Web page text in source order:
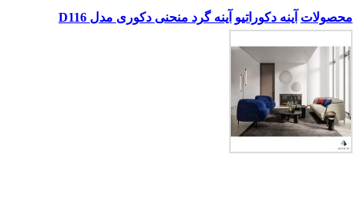
محصولات آینه دکوراتیو آینه گرد منحنی دکوری مدل D116